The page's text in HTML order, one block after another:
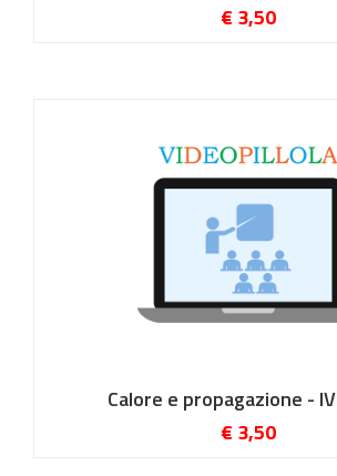
€ 3,50
Calore e propagazione - IV
€ 3,50